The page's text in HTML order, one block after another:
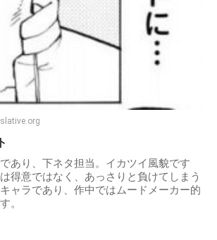
あり、下ネタ担当。イカツイ風貌です
得意ではなく、あっさりと負けてしまう
ャラであり、作中ではムードメーカー的
。